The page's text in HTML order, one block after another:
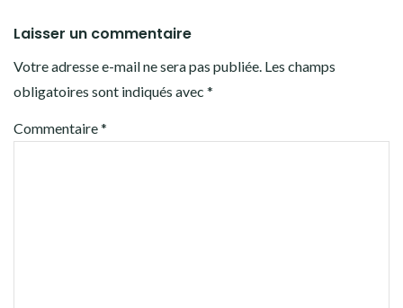
Laisser un commentaire
Votre adresse e-mail ne sera pas publiée. Les champs
obligatoires sont indiqués avec *
Commentaire*